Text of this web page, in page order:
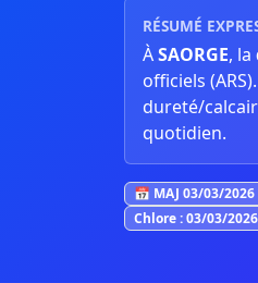
RÉSUMÉ
ÀSAORGE, la
officiels
dureté/
quotidien.
📅 MAJ 03/03/2026
Chlore : 03/03/2026